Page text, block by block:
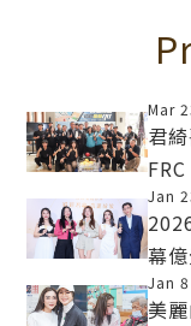
Mar
君
Jan
幕
Jan
美